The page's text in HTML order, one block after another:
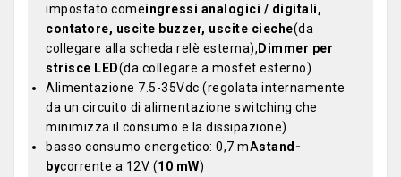
impostato comeingressi analogici / digitali,
contatore, uscite buzzer, uscite cieche(da
collegare alla scheda relè esterna),Dimmer per
strisce LED(da collegare a mosfet esterno)
Alimentazione 7.5-35Vdc (regolata internamente
da un circuito di alimentazione switching che
minimizza il consumo e la dissipazione)
basso consumo energetico: 0,7 mAstand-
bycorrente a 12V (10 mW)